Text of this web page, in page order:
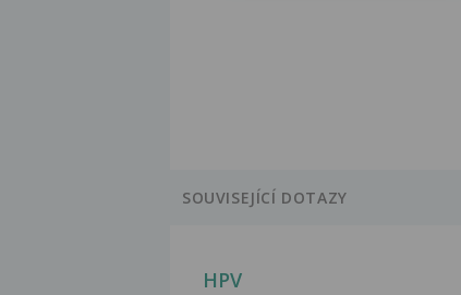
SOUVISEJÍCÍ DOTAZY
HPV